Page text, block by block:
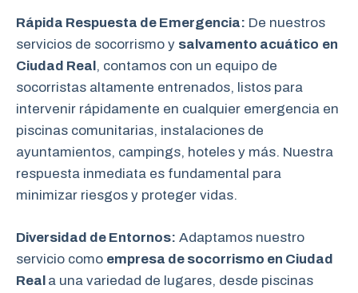
Rápida Respuesta de Emergencia: De nuestros
servicios de socorrismo y salvamento acuático en
Ciudad Real, contamos con un equipo de
socorristas altamente entrenados, listos para
intervenir rápidamente en cualquier emergencia en
piscinas comunitarias, instalaciones de
ayuntamientos, campings, hoteles y más. Nuestra
respuesta inmediata es fundamental para
minimizar riesgos y proteger vidas.
Diversidad de Entornos: Adaptamos nuestro
servicio como empresa de socorrismo en Ciudad
Real a una variedad de lugares, desde piscinas